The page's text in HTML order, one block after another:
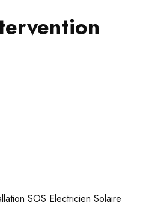
SOS Electricien Solaire